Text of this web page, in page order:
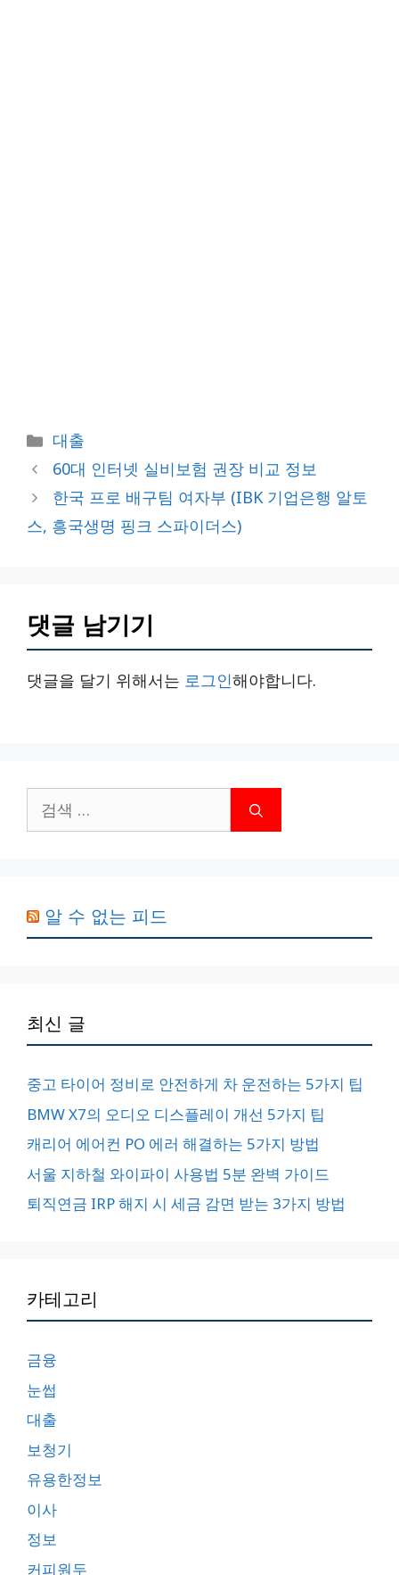
카
테
리
대출
60대 인터넷 실비보험 권장 비교 정보
한국 프로 배구팀 여자부 (IBK 기업은행 알토
스, 흥국생명 핑크 스파이더스)
댓글 남기기
댓글을 달기 위해서는 로그인해야합니다.
색:
알 수 없는 피드
최신 글
중고 타이어 정비로 안전하게 차 운전하는 5가지 팁
BMW X7의 오디오 디스플레이 개선 5가지 팁
캐리어 에어컨 PO 에러 해결하는 5가지 방법
서울 지하철 와이파이 사용법 5분 완벽 가이드
퇴직연금 IRP 해지 시 세금 감면 받는 3가지 방법
카테고리
금융
눈썹
대출
보청기
유용한정보
이사
정보
커피원두